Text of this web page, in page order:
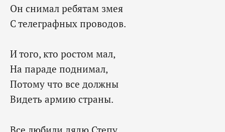
Он снимал ребятам змея
С телеграфных проводов.
И того, кто ростом мал,
На параде поднимал,
Потому что все должны
Видеть армию страны.